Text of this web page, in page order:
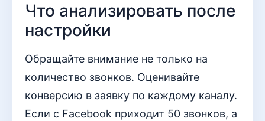
Что анализировать после
настройки
Обращайте внимание не только на
количество звонков. Оценивайте
конверсию в заявку по каждому каналу.
Если с Facebook приходит 50 звонков, а